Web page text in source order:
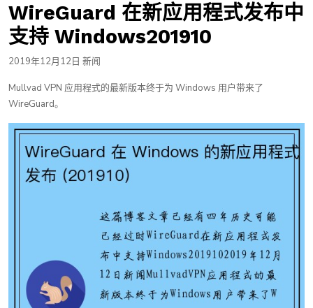
WireGuard 在新应用程式发布中
支持 Windows201910
2019年12月12日 新闻
Mullvad VPN 应用程式的最新版本终于为 Windows 用户带来了
WireGuard。